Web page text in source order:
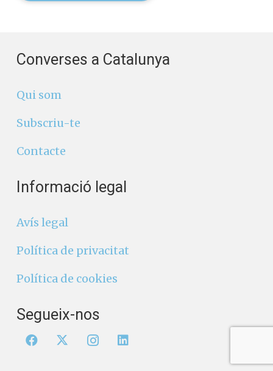
Converses a Catalunya
Qui som
Subscriu-te
Contacte
Informació legal
Avís legal
Política de privacitat
Política de cookies
Segueix-nos